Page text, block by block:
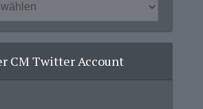
CM Twitter Account